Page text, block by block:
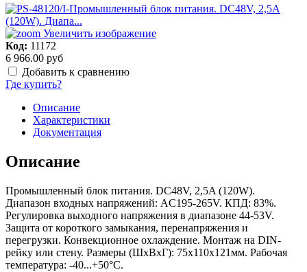
Увеличить изображение
Код: 11172
6 966.00 руб
Добавить к сравнению
Где купить?
Описание
Характеристики
Документация
Описание
Промышленный блок питания. DC48V, 2,5A (120W).
Диапазон входных напряжений: AC195-265V. КПД: 83%.
Регулировка выходного напряжения в диапазоне 44-53V.
Защита от короткого замыкания, перенапряжения и
перегрузки. Конвекционное охлаждение. Монтаж на DIN-
рейку или стену. Размеры (ШxВxГ): 75x110x121мм. Рабочая
температура: -40...+50°C.